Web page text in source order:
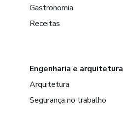
Gastronomia
Receitas
Engenharia e arquitetura
Arquitetura
Segurança no trabalho